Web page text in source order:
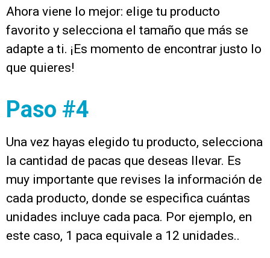
Ahora viene lo mejor: elige tu producto
favorito y selecciona el tamaño que más se
adapte a ti. ¡Es momento de encontrar justo lo
que quieres!
Paso #4
Una vez hayas elegido tu producto, selecciona
la cantidad de pacas que deseas llevar. Es
muy importante que revises la información de
cada producto, donde se especifica cuántas
unidades incluye cada paca. Por ejemplo, en
este caso, 1 paca equivale a 12 unidades..